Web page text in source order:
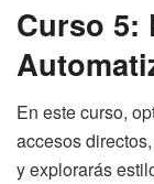
Curso 5:
En este curso,
accesos
y explorarás